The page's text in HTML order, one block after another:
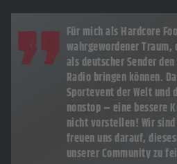
Für mich als Hardcore
wahrgewordener
als deutscher Sender
Radio bringen können.
Sportevent der Welt und
nonstop – eine bessere
nicht vorstellen! Wir
freuen uns darauf,
unserer Community zu